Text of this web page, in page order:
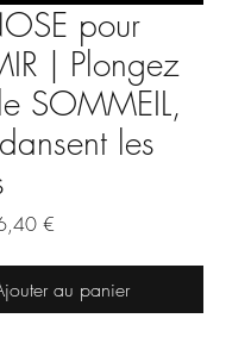
pour
| Plongez
SOMMEIL,
les
€
au panier